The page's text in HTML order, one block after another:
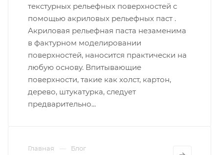
текстурных рельефных поверхностей с
помощью акриловых рельефных паст .
Акриловая рельефная паста незаменима
в фактурном моделировании
поверхностей, наносится практически на
любую основу. Впитывающие
поверхности, такие как холст, картон,
дерево, штукатурка, следует
предварительно...
Главная Блог